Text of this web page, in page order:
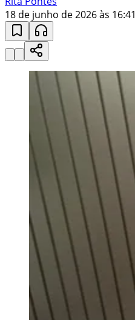
18 de junho de 2026 às 16:41